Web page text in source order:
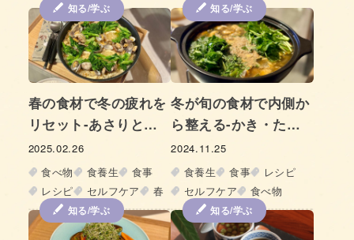
知る/学ぶ
春の食材で冬の疲れを
リセット-あさりと菜
の花のパエリア-
2025.02.26
食べ物
食養生
食事
レシピ
セルフケア 春
知る/学ぶ
冬が旬の食材で内側か
ら整える-かき・た
ら・せりのテグタン風
鍋レシピ-
2024.11.25
食養生
食事
レシピ
セルフケア
食べ物
知る/学ぶ 知る/学ぶ